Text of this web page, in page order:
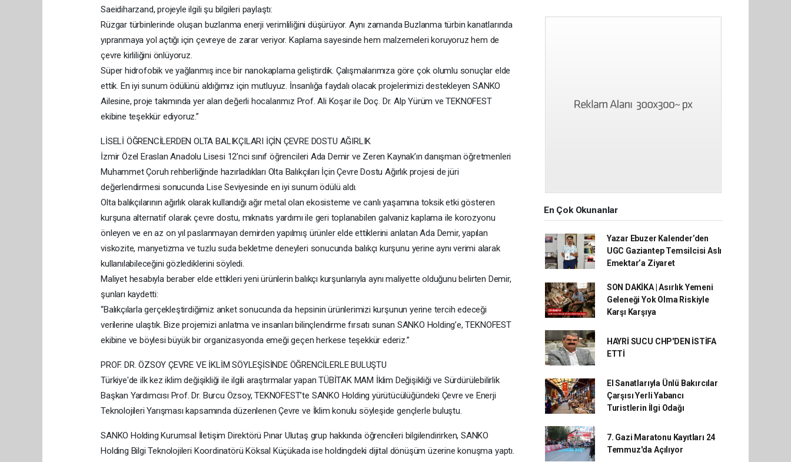
Saeidiharzand, projeyle ilgili şu bilgileri paylaştı:
Rüzgar türbinlerinde oluşan buzlanma enerji verimliliğini düşürüyor. Aynı zamanda Buzlanma türbin kanatlarında
yıpranmaya yol açtığı için çevreye de zarar veriyor. Kaplama sayesinde hem malzemeleri koruyoruz hem de
çevre kirliliğini önlüyoruz.
Süper hidrofobik ve yağlanmış ince bir nanokaplama geliştirdik. Çalışmalarımıza göre çok olumlu sonuçlar elde
ettik. En iyi sunum ödülünü aldığımız için mutluyuz. İnsanlığa faydalı olacak projelerimizi destekleyen SANKO
Ailesine, proje takımında yer alan değerli hocalarımız Prof. Ali Koşar ile Doç. Dr. Alp Yürüm ve TEKNOFEST
ekibine teşekkür ediyoruz.”
LİSELİ ÖĞRENCİLERDEN OLTA BALIKÇILARI İÇİN ÇEVRE DOSTU AĞIRLIK
İzmir Özel Eraslan Anadolu Lisesi 12’nci sınıf öğrencileri Ada Demir ve Zeren Kaynak’ın danışman öğretmenleri
Muhammet Çoruh rehberliğinde hazırladıkları Olta Balıkçıları İçin Çevre Dostu Ağırlık projesi de jüri
değerlendirmesi sonucunda Lise Seviyesinde en iyi sunum ödülü aldı.
Olta balıkçılarının ağırlık olarak kullandığı ağır metal olan ekosisteme ve canlı yaşamına toksik etki gösteren
kurşuna alternatif olarak çevre dostu, mıknatıs yardımı ile geri toplanabilen galvaniz kaplama ile korozyonu
önleyen ve en az on yıl paslanmayan demirden yapılmış ürünler elde ettiklerini anlatan Ada Demir, yapılan
viskozite, manyetizma ve tuzlu suda bekletme deneyleri sonucunda balıkçı kurşunu yerine aynı verimi alarak
kullanılabileceğini gözlediklerini söyledi.
Maliyet hesabıyla beraber elde ettikleri yeni ürünlerin balıkçı kurşunlarıyla aynı maliyette olduğunu belirten Demir,
şunları kaydetti:
“Balıkçılarla gerçekleştirdiğimiz anket sonucunda da hepsinin ürünlerimizi kurşunun yerine tercih edeceği
verilerine ulaştık. Bize projemizi anlatma ve insanları bilinçlendirme fırsatı sunan SANKO Holding’e, TEKNOFEST
ekibine ve böylesi büyük bir organizasyonda emeği geçen herkese teşekkür ederiz.”
PROF. DR. ÖZSOY ÇEVRE VE İKLİM SÖYLEŞİSİNDE ÖĞRENCİLERLE BULUŞTU
Türkiye'de ilk kez iklim değişikliği ile ilgili araştırmalar yapan TÜBİTAK MAM İklim Değişikliği ve Sürdürülebilirlik
Başkan Yardımcısı Prof. Dr. Burcu Özsoy, TEKNOFEST’te SANKO Holding yürütücülüğündeki Çevre ve Enerji
Teknolojileri Yarışması kapsamında düzenlenen Çevre ve İklim konulu söyleşide gençlerle buluştu.
SANKO Holding Kurumsal İletişim Direktörü Pınar Ulutaş grup hakkında öğrencileri bilgilendirirken, SANKO
Holding Bilgi Teknolojileri Koordinatörü Köksal Küçükada ise holdingdeki dijital dönüşüm üzerine konuşma yaptı.
En Çok Okunanlar
Yazar Ebuzer Kalender’den
UGC Gaziantep Temsilcisi Aslı
Emektar’a Ziyaret
SON DAKİKA | Asırlık Yemeni
Geleneği Yok Olma Riskiyle
Karşı Karşıya
HAYRİ SUCU CHP'DEN İSTİFA
ETTİ
El Sanatlarıyla Ünlü Bakırcılar
Çarşısı Yerli Yabancı
Turistlerin İlgi Odağı
7. Gazi Maratonu Kayıtları 24
Temmuz'da Açılıyor